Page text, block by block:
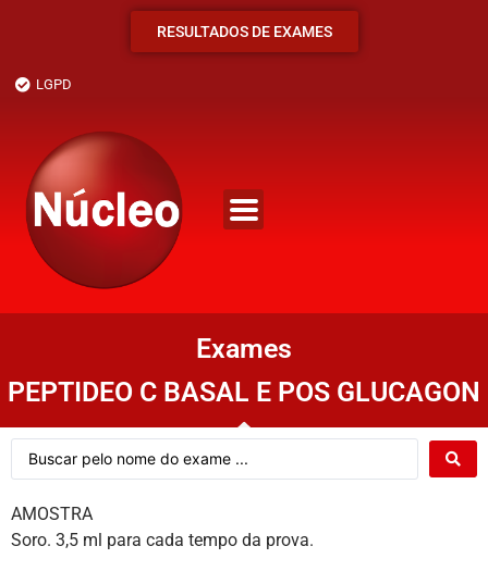
RESULTADOS DE EXAMES
LGPD
Exames
PEPTIDEO C BASAL E POS GLUCAGON
AMOSTRA
Soro. 3,5 ml para cada tempo da prova.